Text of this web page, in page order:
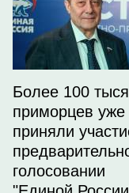
Более 100
приморцев уже
приняли
голосовании